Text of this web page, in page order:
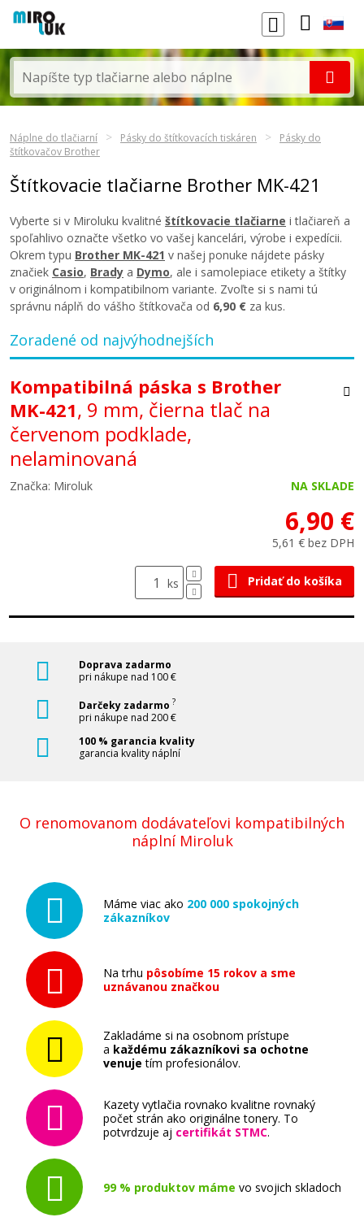
Náplne do tlačiarní Pásky do štítkovacích tiskáren
Pásky do
štítkovačov Brother
Štítkovacie tlačiarne Brother MK-421
Vyberte si v Miroluku kvalitné štítkovacie tlačiarne i tlačiareň a
spoľahlivo označte všetko vo vašej kancelári, výrobe i expedícii.
Okrem typu Brother MK-421 v našej ponuke nájdete pásky
značiek Casio, Brady a Dymo, ale i samolepiace etikety a štítky
v originálnom i kompatibilnom variante. Zvoľte si s nami tú
správnu náplň do vášho štítkovača od 6,90 € za kus.
Zoradené od najvýhodnejších
Kompatibilná páska s Brother
MK-421, 9 mm, čierna tlač na
červenom podklade,
nelaminovaná
Značka: Miroluk NA SKLADE
6,90 €
5,61 € bez DPH
ks Pridať do košíka
Doprava zadarmo
pri nákupe nad 100 €
Darčeky zadarmo ?
pri nákupe nad 200 €
100 % garancia kvality
garancia kvality náplní
O renomovanom dodávateľovi kompatibilných
náplní Miroluk
Máme viac ako 200 000 spokojných
zákazníkov
Na trhu pôsobíme 15 rokov a sme
uznávanou značkou
Zakladáme si na osobnom prístupe
a každému zákazníkovi sa ochotne
venuje tím profesionálov.
Kazety vytlačia rovnako kvalitne rovnaký
počet strán ako originálne tonery. To
potvrdzuje aj certifikát STMC.
99 % produktov máme vo svojich skladoch